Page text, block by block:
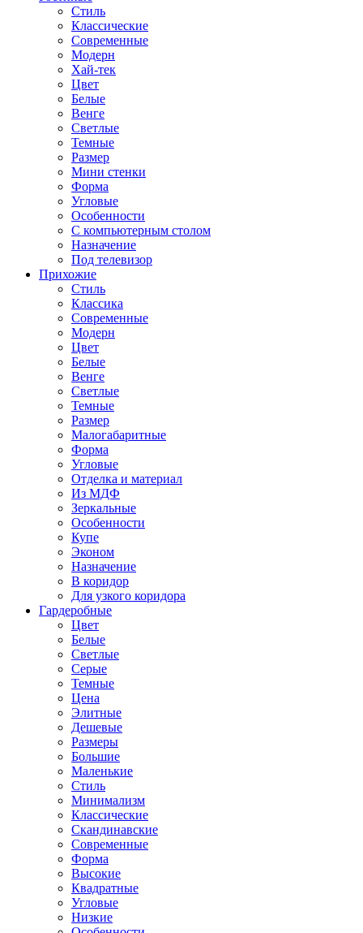
Стиль
Классические
Современные
Модерн
Хай-тек
Цвет
Белые
Венге
Светлые
Темные
Размер
Мини стенки
Форма
Угловые
Особенности
С компьютерным столом
Назначение
Под телевизор
Прихожие
Стиль
Классика
Современные
Модерн
Цвет
Белые
Венге
Светлые
Темные
Размер
Малогабаритные
Форма
Угловые
Отделка и материал
Из МДФ
Зеркальные
Особенности
Купе
Эконом
Назначение
В коридор
Для узкого коридора
Гардеробные
Цвет
Белые
Светлые
Серые
Темные
Цена
Элитные
Дешевые
Размеры
Большие
Маленькие
Стиль
Минимализм
Классические
Скандинавские
Современные
Форма
Высокие
Квадратные
Угловые
Низкие